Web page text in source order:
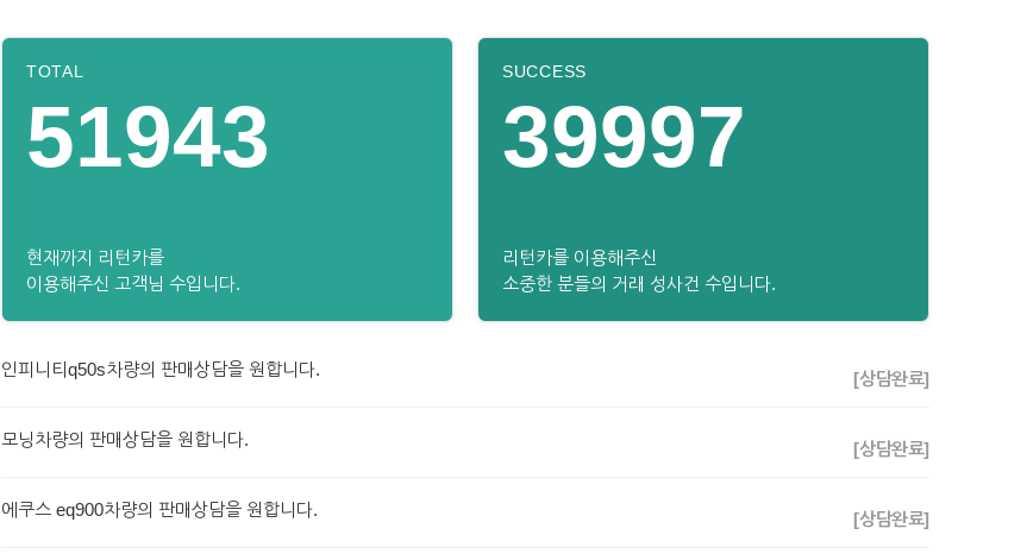
TOTAL
51943
현재까지 리턴카를
이용해주신 고객님 수입니다.
SUCCESS
39997
리턴카를 이용해주신
소중한 분들의 거래 성사건 수입니다.
인피니티q50s차량의 판매상담을 원합니다. [상담완료]
모닝차량의 판매상담을 원합니다. [상담완료]
에쿠스 eq900차량의 판매상담을 원합니다. [상담완료]